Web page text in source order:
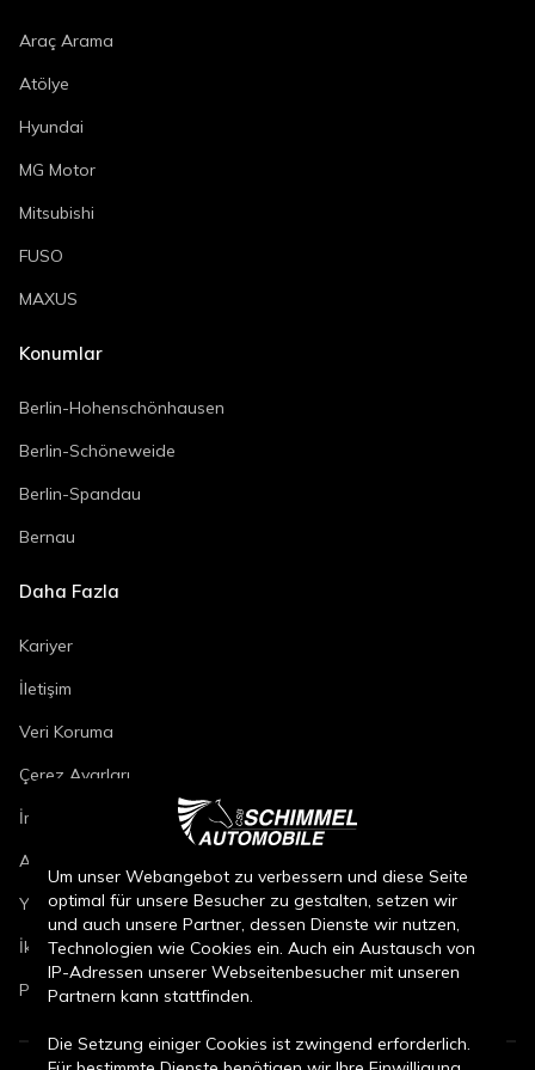
Araç Arama
Atölye
Hyundai
MG Motor
Mitsubishi
FUSO
MAXUS
Konumlar
Berlin-Hohenschönhausen
Berlin-Schöneweide
Berlin-Spandau
Bernau
Daha Fazla
Kariyer
İletişim
Veri Koruma
Çerez Ayarları
İmza
Araç Onarım Koşulları
Yeni Araç Satış Koşulları
İkinci El Araç Satış Koşulları
Parça Satış Koşulları
Um unser Webangebot zu verbessern und diese Seite
optimal für unsere Besucher zu gestalten, setzen wir
und auch unsere Partner, dessen Dienste wir nutzen,
Technologien wie Cookies ein. Auch ein Austausch von
IP-Adressen unserer Webseitenbesucher mit unseren
Partnern kann stattfinden.
Die Setzung einiger Cookies ist zwingend erforderlich.